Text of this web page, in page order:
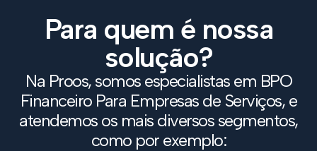
Para quem é nossa
solução?
Na Proos, somos especialistas em BPO
Financeiro Para Empresas de Serviços, e
atendemos os mais diversos segmentos,
como por exemplo: